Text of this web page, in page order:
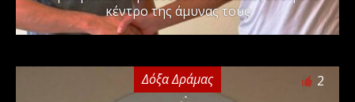
κέντρο της άμυνας τους
Δόξα Δράμας 2